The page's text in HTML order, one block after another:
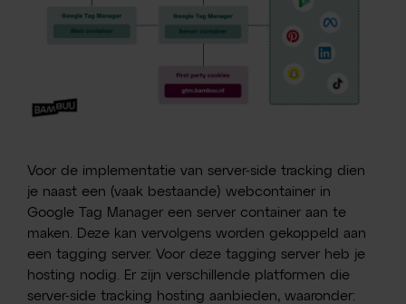
Voor de implementatie van server-side tracking dien
je naast een (vaak bestaande) webcontainer in
Google Tag Manager een server container aan te
maken. Deze kan vervolgens worden gekoppeld aan
een tagging server. Voor deze tagging server heb je
hosting nodig. Er zijn verschillende platformen die
server-side tracking hosting aanbieden, waaronder: